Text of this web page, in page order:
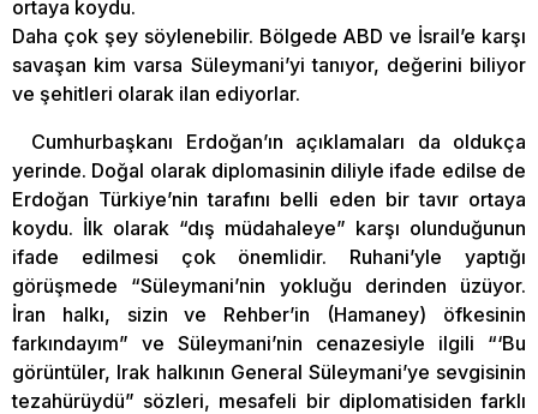
ortaya koydu.
Daha çok şey söylenebilir. Bölgede ABD ve İsrail’e karşı
savaşan kim varsa Süleymani’yi tanıyor, değerini biliyor
ve şehitleri olarak ilan ediyorlar.
Cumhurbaşkanı Erdoğan’ın açıklamaları da oldukça
yerinde. Doğal olarak diplomasinin diliyle ifade edilse de
Erdoğan Türkiye’nin tarafını belli eden bir tavır ortaya
koydu. İlk olarak “dış müdahaleye” karşı olunduğunun
ifade edilmesi çok önemlidir. Ruhani’yle yaptığı
görüşmede “Süleymani’nin yokluğu derinden üzüyor.
İran halkı, sizin ve Rehber’in (Hamaney) öfkesinin
farkındayım” ve Süleymani’nin cenazesiyle ilgili “‘Bu
görüntüler, Irak halkının General Süleymani’ye sevgisinin
tezahürüydü” sözleri, mesafeli bir diplomatisiden farklı